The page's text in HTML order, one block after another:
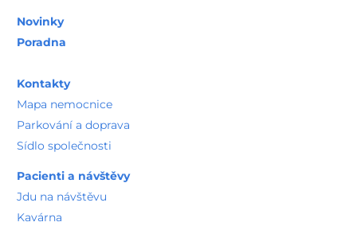
Novinky
Poradna
Kontakty
Mapa nemocnice
Parkování a doprava
Sídlo společnosti
Pacienti a návštěvy
Jdu na návštěvu
Kavárna